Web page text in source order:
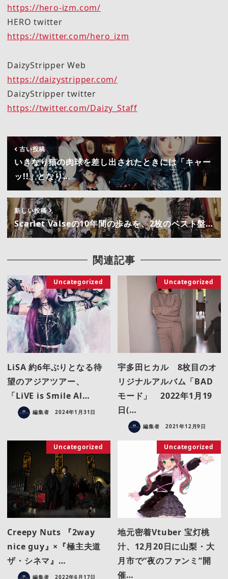
https://hero-izm.com/
HERO twitter
https://twitter.com/hero_izm
DaizyStripper Web
https://daizystripper.com/
DaizyStripper twitter
https://twitter.com/Daizy_Staff
古い投稿
いきなり猫の肉球を差し出されたときには「キャー
ッ!!」となり…
新しい投稿
Scarlet Valseの10年間の歩みを、2枚のベスト盤…
関連記事
Uncategorized
LiSA 約6年ぶりとなる待
望のアジアツアー、
「LiVE is Smile Al…
編集者 2024年1月31日
Uncategorized
宇多田ヒカル 8枚目のオ
リジナルアルバム「BAD
モード」 2022年1月19
日(…
編集者 2021年12月9日
Uncategorized
Creepy Nuts 『2way
nice guy』×『極主夫道
ザ・シネマ』…
編集者 2022年6月17日
Uncategorized
地元密着Vtuber 宝灯桃
汁、12月20日に山梨・大
月市で“夜のファンミ”開
催…